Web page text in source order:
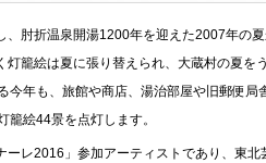
肘折温泉開湯1200年を迎えた2007年の
籠絵は夏に張り替えられ、大蔵村の夏を
年も、旅館や商店、湯治部屋や旧郵便局
絵44景を点灯します。
レ2016」参加アーティストであり、東